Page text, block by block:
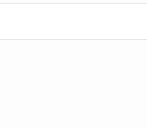
подберёт
заменить подстановочным
Например, если